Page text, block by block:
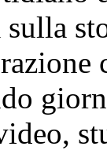
sulla